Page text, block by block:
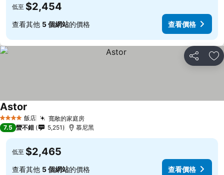
低至 $2,454
查看其他 5 個網站的價格 查看價格
分享 加
4 星級 飯店 寬敞的家庭房
Astor
7.5 蠻不錯 5,251 慕尼黑
低至 $2,465
查看其他 5 個網站的價格 查看價格